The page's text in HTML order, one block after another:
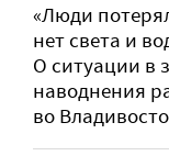
«Люди
нет света и
О ситуации в
наводнения
во